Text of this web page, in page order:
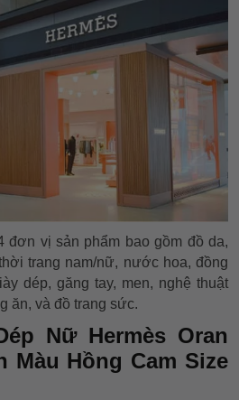
đơn vị sản phẩm bao gồm đồ da,
trang nam/nữ, nước hoa, đồng
dép, găng tay, men, nghệ thuật
ăn, và đồ trang sức.
Nữ Hermès Oran
Màu Hồng Cam Size